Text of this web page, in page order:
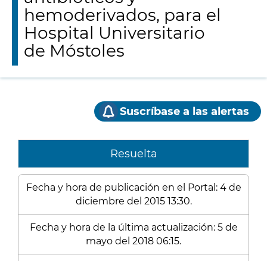
hemoderivados, para el
Hospital Universitario
de Móstoles
Suscríbase a las alertas
Resuelta
Fecha y hora de publicación en el Portal: 4 de
diciembre del 2015 13:30.
Fecha y hora de la última actualización: 5 de
mayo del 2018 06:15.